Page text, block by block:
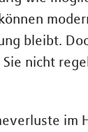
bleibt.
nicht
im